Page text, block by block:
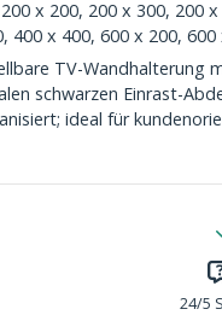
x 200, 200 x 300, 200
400 x 400, 600 x 200,
TV-Wandhalterung
schwarzen Einrast-
ideal für
24/5